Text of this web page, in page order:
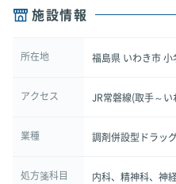
施設情報
所在地 福島県 いわき市 小
アクセス JR常磐線(取手～い
業種 調剤併設型ドラッ
処方箋科目
内科、精神科、神